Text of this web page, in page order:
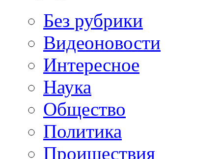
Без рубрики
Видеоновости
Интересное
Наука
Общество
Политика
Проишествия